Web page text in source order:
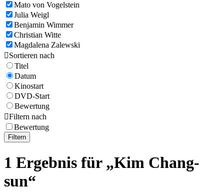
Mato von Vogelstein
Julia Weigl
Benjamin Wimmer
Christian Witte
Magdalena Zalewski
Sortieren nach
Titel
Datum
Kinostart
DVD-Start
Bewertung
Filtern nach
Bewertung
Filtern
1 Ergebnis für „Kim Chang-
sun“